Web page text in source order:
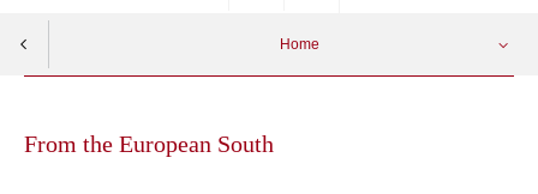
Home
contentFrom the European South